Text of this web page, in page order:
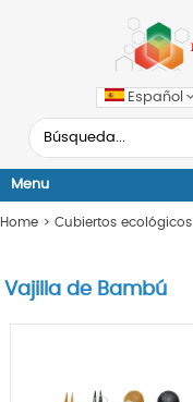
Español
Menu
Home > Cubiertos ecológicos
Vajilla de Bambú